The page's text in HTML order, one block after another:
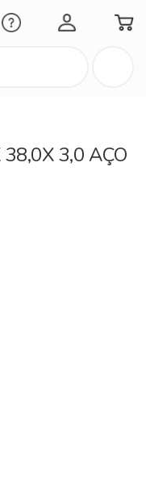
Minha Conta
3,0 AÇO